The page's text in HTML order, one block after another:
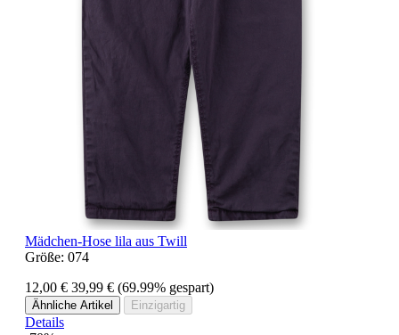
Mädchen-Hose lila aus Twill
Größe: 074
12,00 € 39,99 € (69.99% gespart)
Ähnliche Artikel Einzigartig
Details